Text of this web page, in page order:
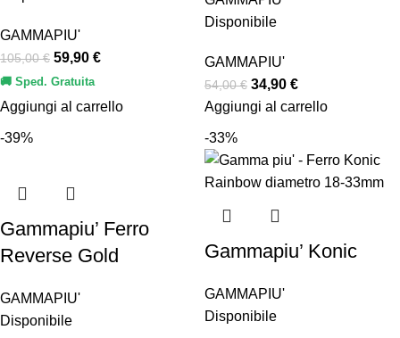
GAMMAPIU'
105,00€ 59,90 €
🚚 Sped. Gratuita
Aggiungi al carrello
Disponibile
GAMMAPIU'
54,00€ 34,90 €
Aggiungi al carrello
-39%
Gammapiu’ Ferro
Reverse Gold
GAMMAPIU'
Disponibile
-33%
Gammapiu’ Konic
GAMMAPIU'
Disponibile